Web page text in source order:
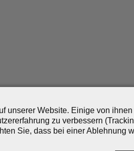
unserer Website. Einige von
zu verbessern
Sie, dass bei einer Ablehnung